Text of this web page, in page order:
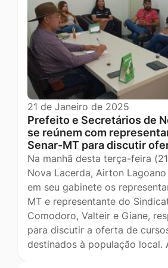
21 de Janeiro de 2025
Prefeito e Secretários de
se reúnem com
Senar-MT para discutir
Na manhã desta terça-feira
Nova Lacerda, Airton
em seu gabinete os
MT e representante do
Comodoro, Valteir e Giane,
para discutir a oferta de
destinados à população local.